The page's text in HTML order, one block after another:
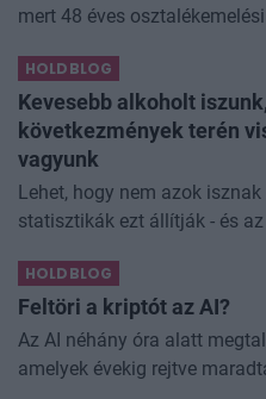
mert 48 éves
dividend king-et. Azt
HOLDBLOG
Kevesebb alkoholt
következmények terén
vagyunk
Lehet, hogy nem azok
statisztikák ezt állítják - és
Kevesebb alkoholt iszunk
HOLDBLOG
Feltöri a kriptót az AI?
Az AI néhány óra alatt
amelyek évekig rejtve